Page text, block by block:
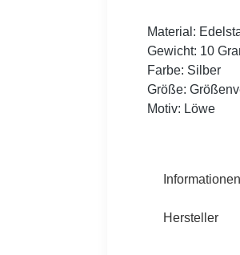
Material:
Gewicht: 10
Farbe: Silber
Größe:
Motiv: Löwe
Hersteller